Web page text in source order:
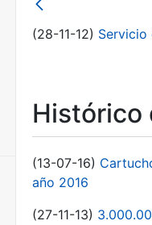
Mostrar/Ocultar
(28-11-12) Servicio
Histórico
(13-07-16)
año 2016
(27-11-13)